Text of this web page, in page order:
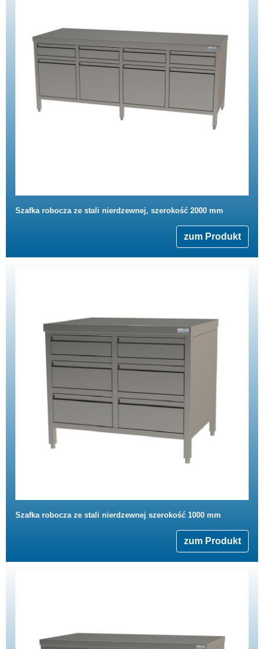
Szafka robocza ze stali nierdzewnej, szerokość 2000 mm
zum Produkt
Szafka robocza ze stali nierdzewnej szerokość 1000 mm
zum Produkt